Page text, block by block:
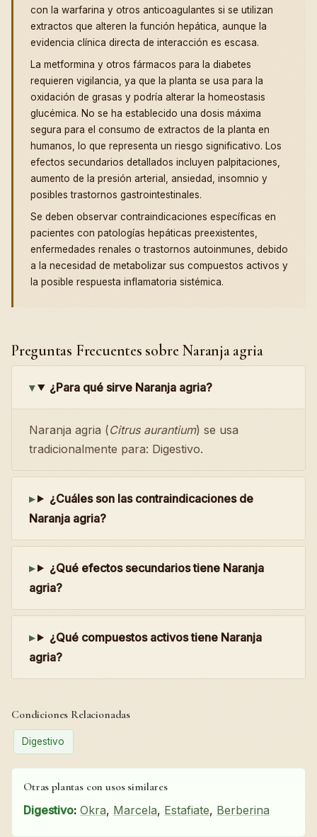
con la warfarina y otros anticoagulantes si se utilizan
extractos que alteren la función hepática, aunque la
evidencia clínica directa de interacción es escasa.
La metformina y otros fármacos para la diabetes
requieren vigilancia, ya que la planta se usa para la
oxidación de grasas y podría alterar la homeostasis
glucémica. No se ha establecido una dosis máxima
segura para el consumo de extractos de la planta en
humanos, lo que representa un riesgo significativo. Los
efectos secundarios detallados incluyen palpitaciones,
aumento de la presión arterial, ansiedad, insomnio y
posibles trastornos gastrointestinales.
Se deben observar contraindicaciones específicas en
pacientes con patologías hepáticas preexistentes,
enfermedades renales o trastornos autoinmunes, debido
a la necesidad de metabolizar sus compuestos activos y
la posible respuesta inflamatoria sistémica.
Preguntas Frecuentes sobre Naranja agria
¿Para qué sirve Naranja agria?
Naranja agria (Citrus aurantium) se usa
tradicionalmente para: Digestivo.
¿Cuáles son las contraindicaciones de
Naranja agria?
¿Qué efectos secundarios tiene Naranja
agria?
¿Qué compuestos activos tiene Naranja
agria?
Condiciones Relacionadas
Digestivo
Otras plantas con usos similares
Digestivo: Okra, Marcela, Estafiate, Berberina